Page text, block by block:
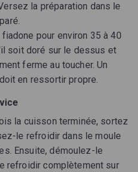
la préparation dans le
pour environ 35 à 40
soit doré sur le dessus et
ferme au toucher. Un
en ressortir propre.
la cuisson terminée, sortez
le refroidir dans le moule
Ensuite, démoulez-le
refroidir complètement sur